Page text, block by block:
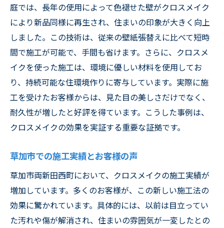
庭では、長年の使用によって色褪せた壁がクロスメイク
により新品同様に再生され、住まいの印象が大きく向上
しました。この技術は、従来の壁紙張替えに比べて短時
間で施工が可能で、手間も省けます。さらに、クロスメ
イクを使った施工は、環境に優しい材料を使用してお
り、持続可能な住環境作りに寄与しています。実際に施
工を受けたお客様からは、見た目の美しさだけでなく、
耐久性が増したと好評を得ています。こうした事例は、
クロスメイクの効果を実証する重要な証拠です。
草加市での施工実績とお客様の声
草加市両新田西町において、クロスメイクの施工実績が
増加しています。多くのお客様が、この新しい施工法の
効果に驚かれています。具体的には、以前は目立ってい
た汚れや傷が解消され、住まいの雰囲気が一変したとの